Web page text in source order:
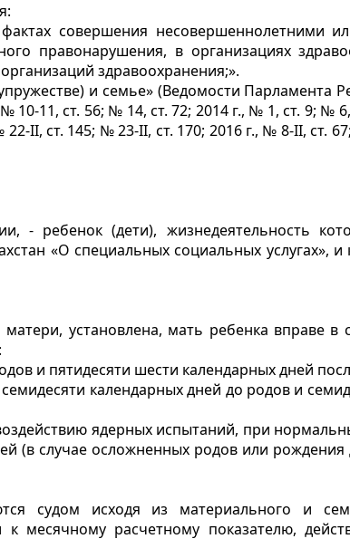
совершения несовершеннолетними
правонарушения, в организациях
здравоохранения;».
и семье» (Ведомости Парламента
10-11, ст. 56; № 14, ст. 72; 2014 г., № 1, ст. 9; №
II, ст. 145; № 23-II, ст. 170; 2016 г., № 8-II, ст.
- ребенок (дети), жизнедеятельность
«О специальных социальных услугах»,
установлена, мать ребенка вправе в
и пятидесяти шести календарных дней
календарных дней до родов и
ядерных испытаний, при
(в случае осложненных родов или рождения
судом исходя из материального и
месячному расчетному показателю,